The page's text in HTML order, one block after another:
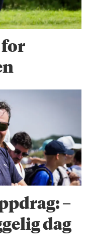
–
dag